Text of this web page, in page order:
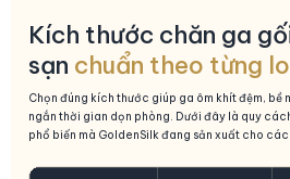
Kích thước chăn ga
sạn chuẩn theo từng
Chọn đúng kích thước giúp ga ôm khít đệm, bề
ngắn thời gian dọn phòng. Dưới đây là quy
phổ biến mà GoldenSilk đang sản xuất cho các